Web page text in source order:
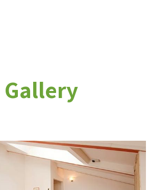
Gallery